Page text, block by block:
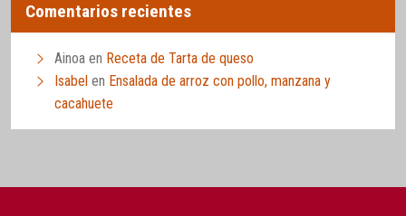
Comentarios recientes
Ainoa en Receta de Tarta de queso
Isabel en Ensalada de arroz con pollo, manzana y
cacahuete